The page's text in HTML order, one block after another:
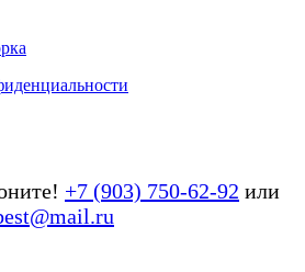
+7 (903) 750-62-92 или